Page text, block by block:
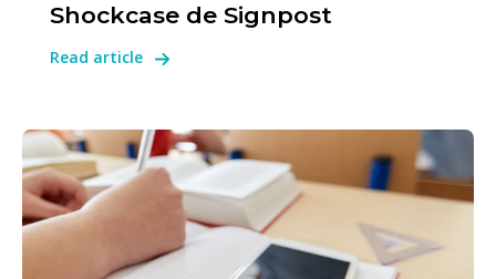
Shockcase de Signpost
Read article